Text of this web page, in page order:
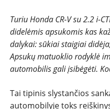
Turiu Honda CR-V su 2.2 i-
didelėmis apsukomis kas
dalykai: sūkiai staigiai
Apsukų matuoklio rodyklė
automobilis gali įsibėgėti.
Tai tipinis slystančios
automobilyje toks